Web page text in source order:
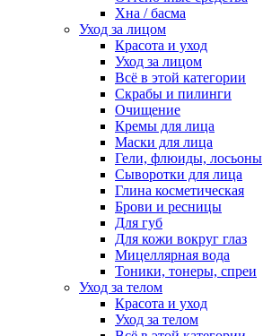
Хна / басма
Уход за лицом
Красота и уход
Уход за лицом
Всё в этой категории
Скрабы и пилинги
Очищение
Кремы для лица
Маски для лица
Гели, флюиды, лосьоны
Сыворотки для лица
Глина косметическая
Брови и ресницы
Для губ
Для кожи вокруг глаз
Мицеллярная вода
Тоники, тонеры, спреи
Уход за телом
Красота и уход
Уход за телом